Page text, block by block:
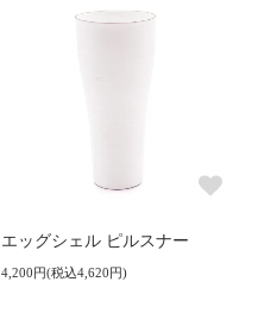
エッグシェル ピルスナー
4,200円(税込4,620円)